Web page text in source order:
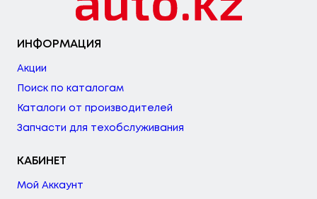
ИНФОРМАЦИЯ
Акции
Поиск по каталогам
Каталоги от производителей
Запчасти для техобслуживания
КАБИНЕТ
Мой Аккаунт